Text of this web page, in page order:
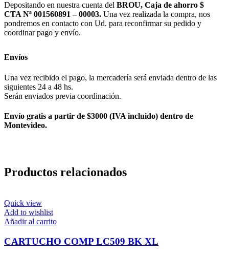
Depositando en nuestra cuenta del BROU, Caja de ahorro $
CTA Nª 001560891 – 00003. Una vez realizada la compra, nos
pondremos en contacto con Ud. para reconfirmar su pedido y
coordinar pago y envío.
Envíos
Una vez recibido el pago, la mercadería será enviada dentro de las
siguientes 24 a 48 hs.
Serán enviados previa coordinación.
Envío gratis a partir de $3000 (IVA incluido) dentro de
Montevideo.
Productos relacionados
Quick view
Add to wishlist
Añadir al carrito
CARTUCHO COMP LC509 BK XL